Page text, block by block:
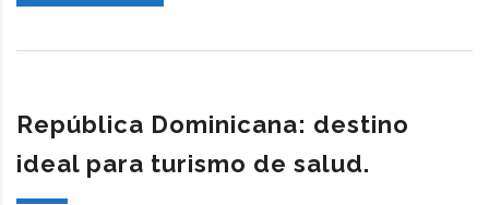
República Dominicana: destino
ideal para turismo de salud.